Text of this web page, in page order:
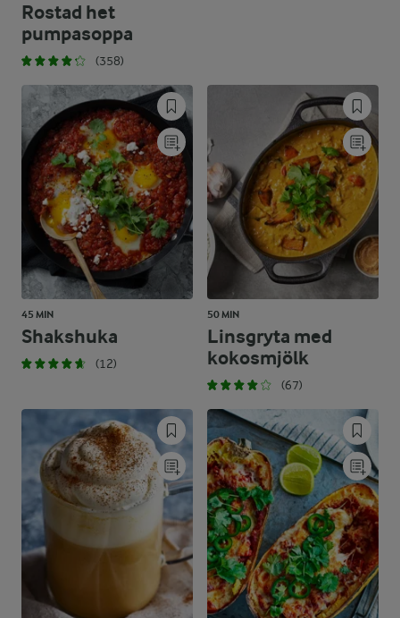
Rostad het
pumpasoppa
(358)
45 MIN
Shakshuka
(12)
50 MIN
Linsgryta med
kokosmjölk
(67)